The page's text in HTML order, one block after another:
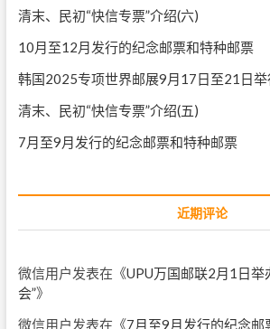
清末、民初“快信专票”介绍(六)
10月至12月发行的纪念邮票和特种邮票
韩国2025专项世界邮展9月17日至21日举
清末、民初“快信专票”介绍(五)
7月至9月发行的纪念邮票和特种邮票
近期评论
微信用户发表在《UPU万国邮联2月1日举
会”》
微信用户发表在《7月至9月发行的纪念邮